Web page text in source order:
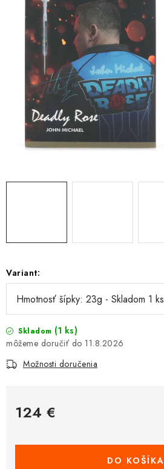
Variant:
Skladom (1 ks)
11.8.2026
Možnosti doručenia
124 €
DO KOŠÍKA